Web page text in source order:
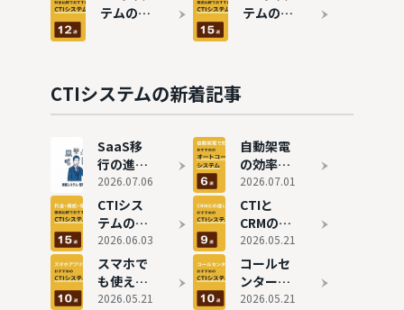
率化
メリッ
CTIシス
テムの費
ンプレ型
の価格を
徹底解説
テムのタ
解説
CTIシステムの新着記事
SaaS移
行の進め
方とは？
情シス取
材でわか
った失敗
しない判
断基準
2026.07.06
自動架電
の効率化
を実現！
オートコ
ールシス
テムのお
すすめ6
選
2026.07.01
CTIシス
テムのタ
イプ別お
すすめ15
選を比
較！選び
2026.06.03
CTIと
CRMの違
いは？コ
ールセン
ターにお
すすめの
2026.05.21
スマホで
も使え
る！アプ
2026.05.21
コールセ
ンター向
けCTIシ
2026.05.21